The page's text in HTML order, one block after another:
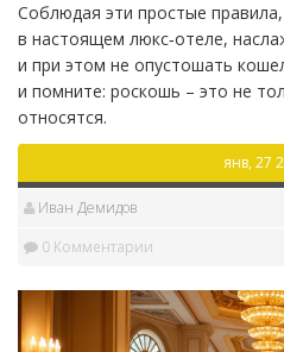
Соблюдая эти простые
в настоящем люкс‑отеле,
и при этом не опустошать
и помните: роскошь – это не
относятся.
янв, 27
Иван Демидов
0 Комментарии